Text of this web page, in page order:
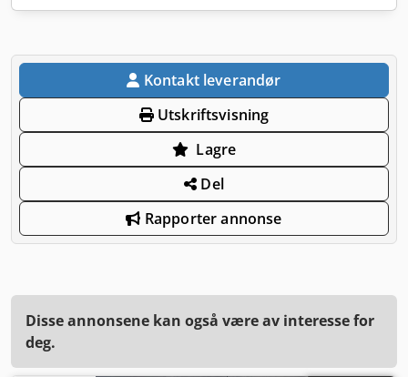
Kontakt leverandør
Utskriftsvisning
Lagre
Del
Rapporter annonse
Disse annonsene kan også være av interesse for
deg.